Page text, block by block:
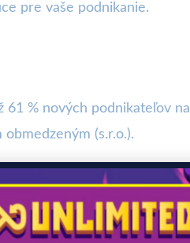
pre vaše podnikanie.
% nových podnikateľov na
(s.r.o.).